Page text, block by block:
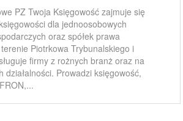
PZ Twoja Księgowość zajmuje się
dla jednoosobowych
oraz spółek prawa
Piotrkowa Trybunalskiego i
firmy z rożnych branż oraz na
działalności. Prowadzi księgowość,